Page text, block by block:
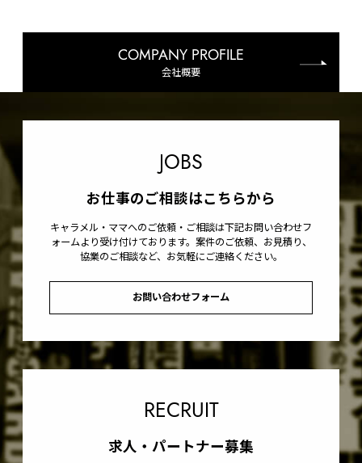
COMPANY PROFILE
会社概要
JOBS
お仕事のご相談はこちらから
キャラメル・ママへのご依頼・ご相談は下記お問い合わせフ
ォームより受け付けております。案件のご依頼、お見積り、
協業のご相談など、お気軽にご連絡ください。
お問い合わせフォーム
RECRUIT
求人・パートナー募集